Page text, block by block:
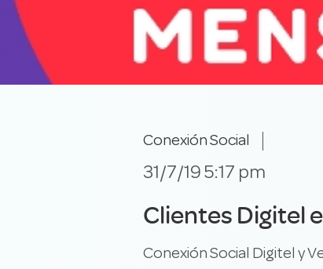
Conexión Social
31/7/19 5:17 pm
Clientes Digitel
Conexión Social Digitel y